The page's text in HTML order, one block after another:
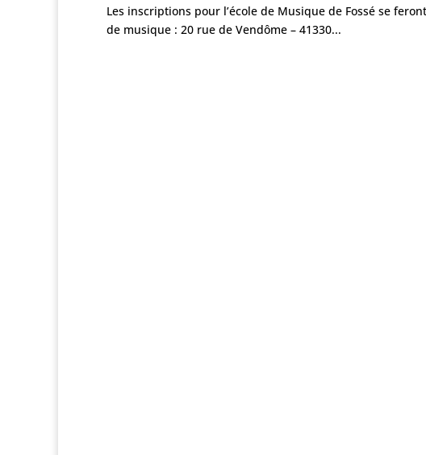
Les inscriptions pour l’école de Musique de Fossé se
de musique : 20 rue de Vendôme – 41330...